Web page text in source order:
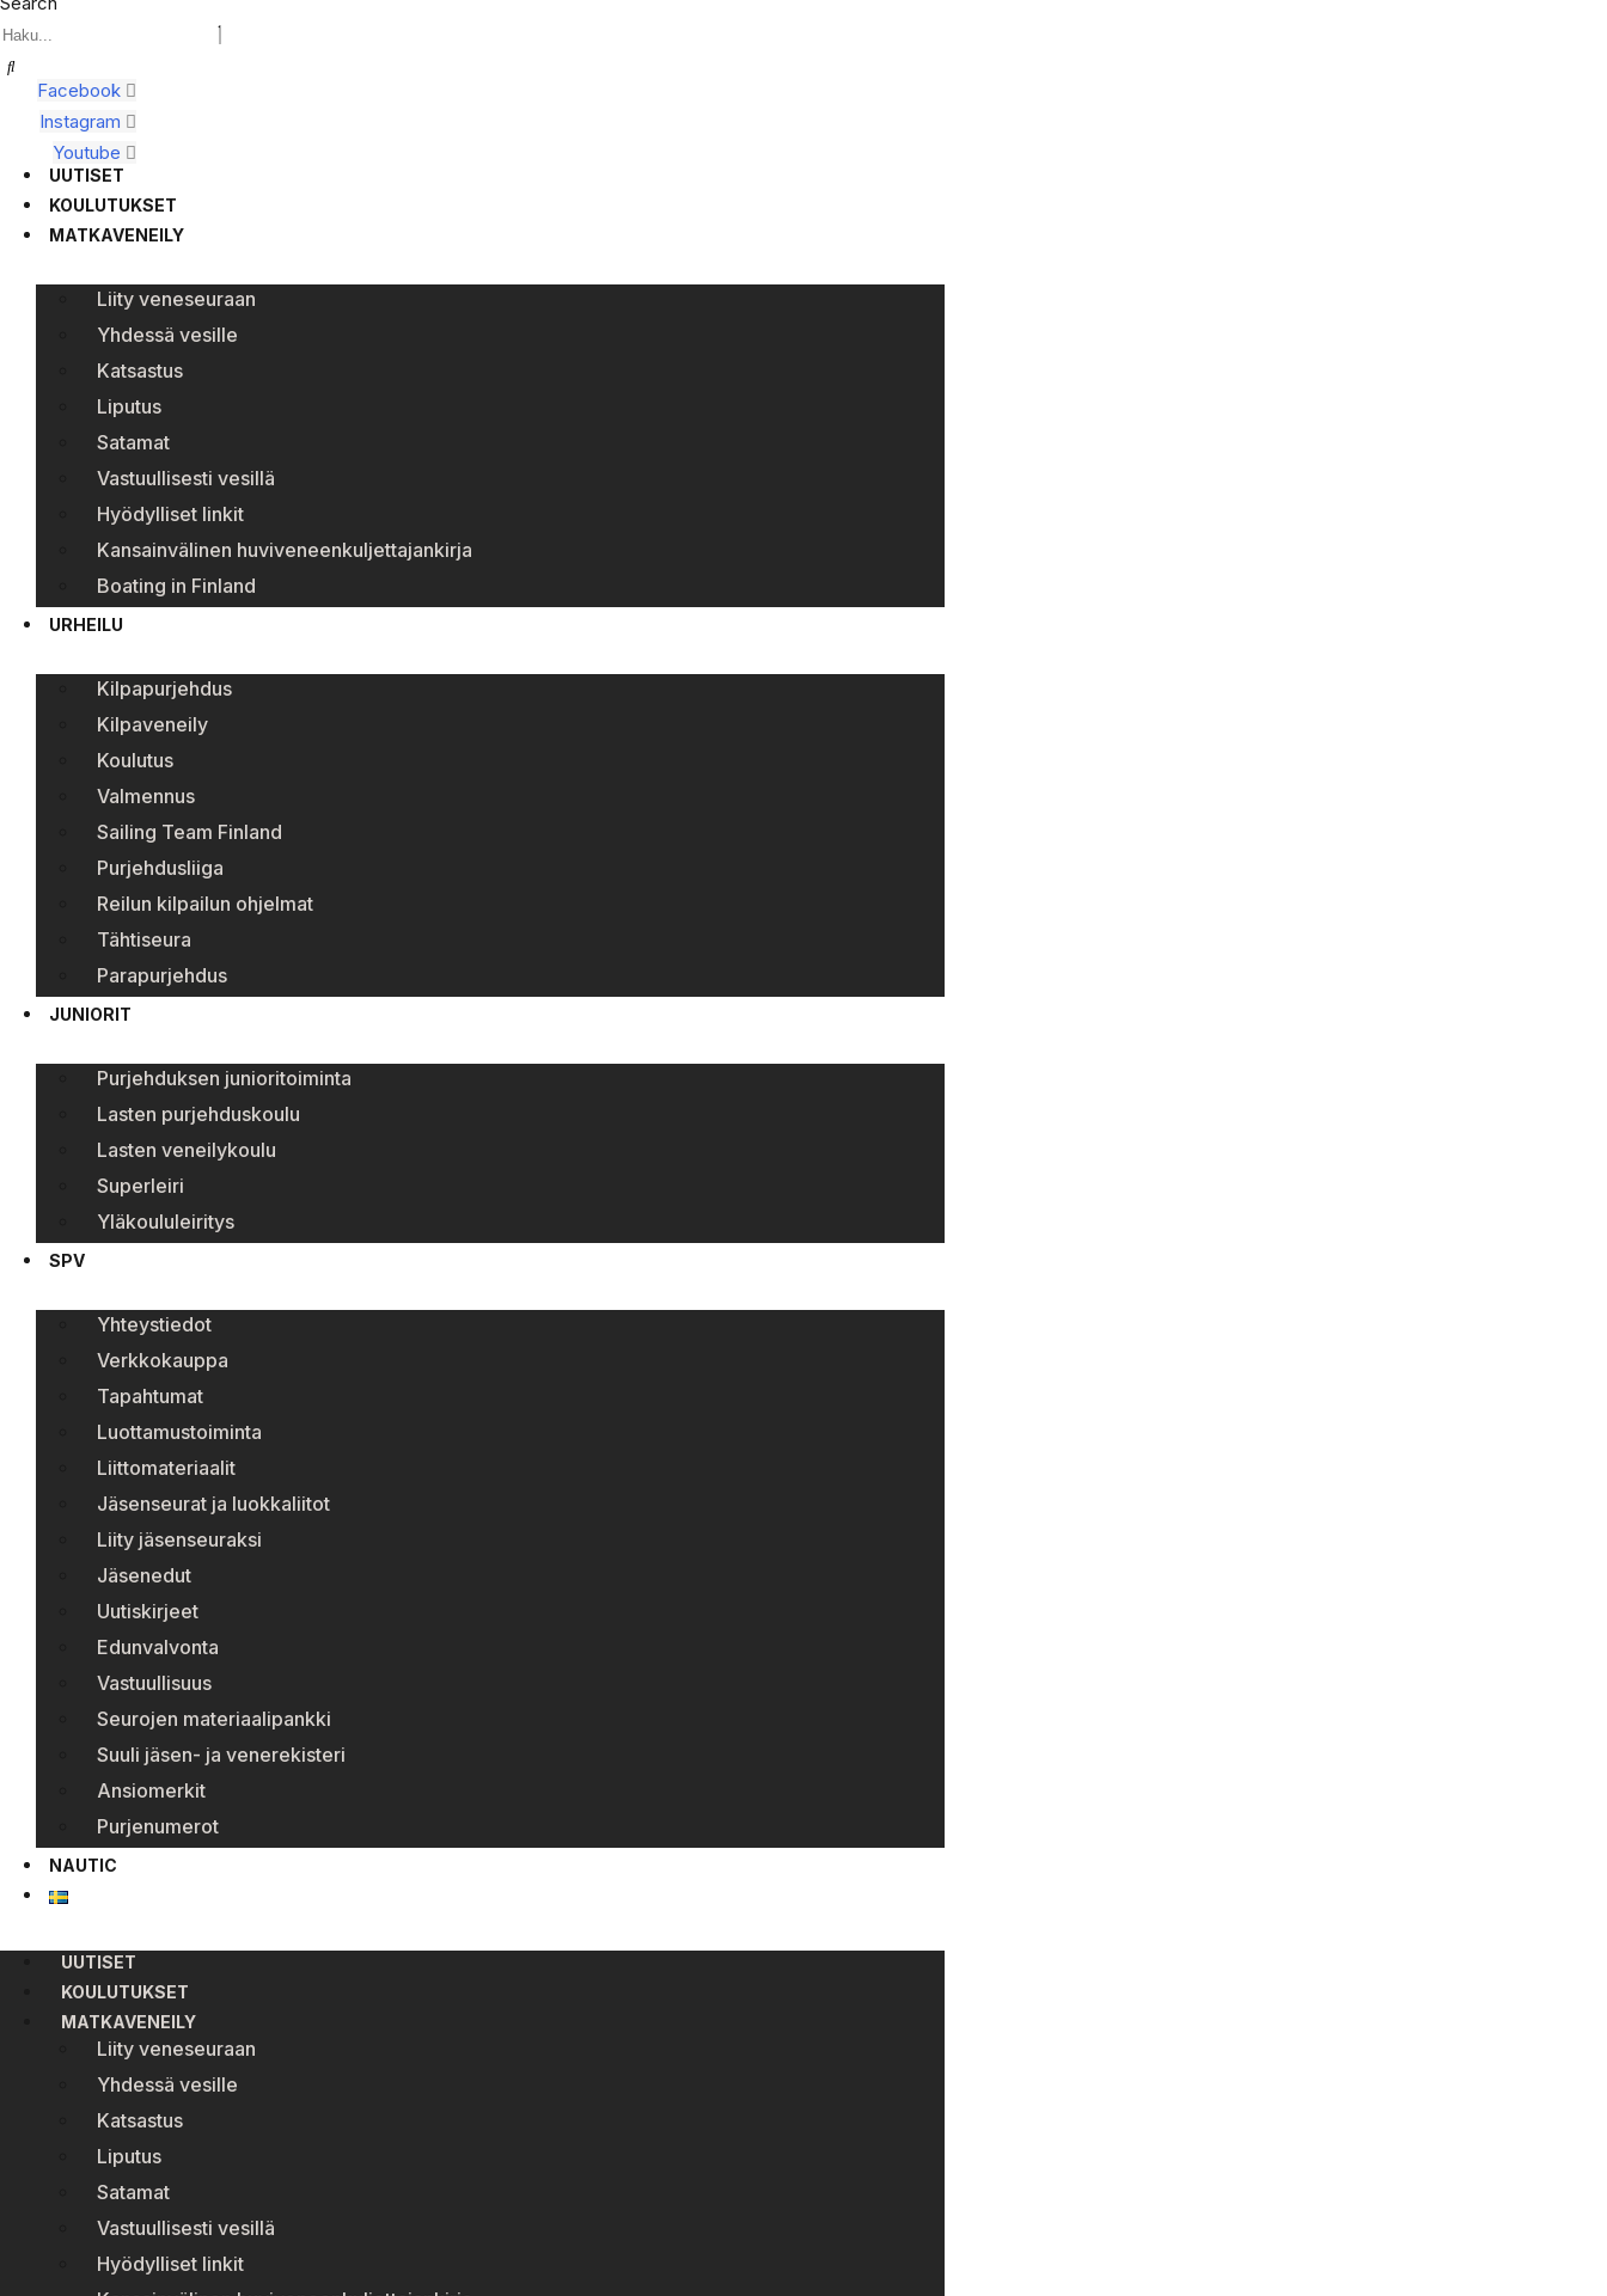
Facebook
Instagram
Youtube
UUTISET
KOULUTUKSET
MATKAVENEILY
Liity veneseuraan
Yhdessä vesille
Katsastus
Liputus
Satamat
Vastuullisesti vesillä
Hyödylliset linkit
Kansainvälinen huviveneenkuljettajankirja
Boating in Finland
URHEILU
Kilpapurjehdus
Kilpaveneily
Koulutus
Valmennus
Sailing Team Finland
Purjehdusliiga
Reilun kilpailun ohjelmat
Tähtiseura
Parapurjehdus
JUNIORIT
Purjehduksen junioritoiminta
Lasten purjehduskoulu
Lasten veneilykoulu
Superleiri
Yläkoululeiritys
SPV
Yhteystiedot
Verkkokauppa
Tapahtumat
Luottamustoiminta
Liittomateriaalit
Jäsenseurat ja luokkaliitot
Liity jäsenseuraksi
Jäsenedut
Uutiskirjeet
Edunvalvonta
Vastuullisuus
Seurojen materiaalipankki
Suuli jäsen- ja venerekisteri
Ansiomerkit
Purjenumerot
NAUTIC
UUTISET
KOULUTUKSET
MATKAVENEILY
Liity veneseuraan
Yhdessä vesille
Katsastus
Liputus
Satamat
Vastuullisesti vesillä
Hyödylliset linkit